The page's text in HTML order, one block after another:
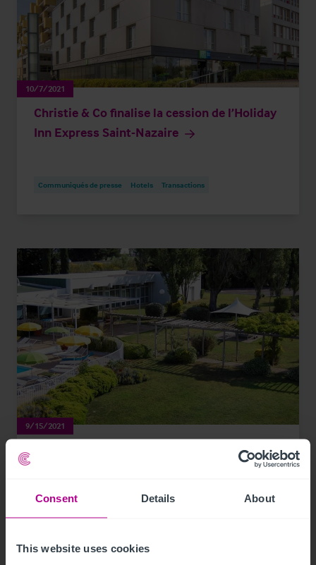
Consent Details About
This website uses cookies
10/7/2021
Christie & Co finalise la cession de l’Holiday
Inn Express Saint-Nazaire
Communiqués de presse Hotels Transactions
9/15/2021
Christie & Co accompagne la vente de l’Ibis